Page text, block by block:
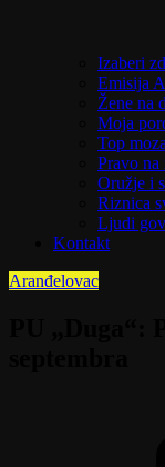
Izaberi
Emisija
Žene na
Moja
Top
Pravo na
Oružje i
Riznica
Ljudi
Kontakt
Aranđelovac